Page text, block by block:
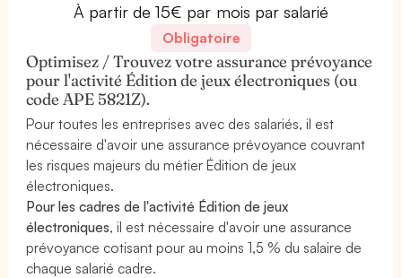
À partir de 15€ par mois par salarié
Obligatoire
Optimisez / Trouvez votre assurance prévoyance
pour l'activité Édition de jeux électroniques (ou
code APE 5821Z).
Pour toutes les entreprises avec des salariés, il est
nécessaire d'avoir une assurance prévoyance couvrant
les risques majeurs du métier Édition de jeux
électroniques.
Pour les cadres de l'activité Édition de jeux
électroniques, il est nécessaire d'avoir une assurance
prévoyance cotisant pour au moins 1,5 % du salaire de
chaque salarié cadre.